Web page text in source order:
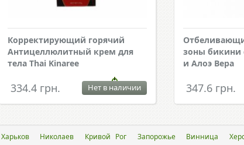
Корректирующий горячий
Антицеллюлитный крем для
тела Thai Kinaree
334.4 грн. Нет в наличии
зоны бикини
и Алоэ Вера
347.6 грн.
Харьков Николаев Кривой Рог Запорожье Винница